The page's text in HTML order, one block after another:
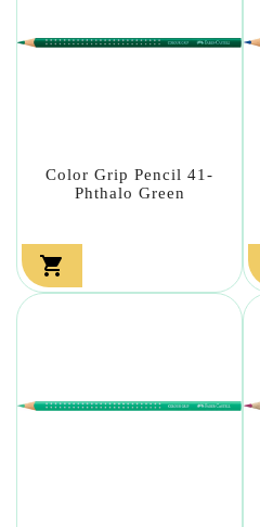
Color Grip Pencil 41-
Phthalo Green
